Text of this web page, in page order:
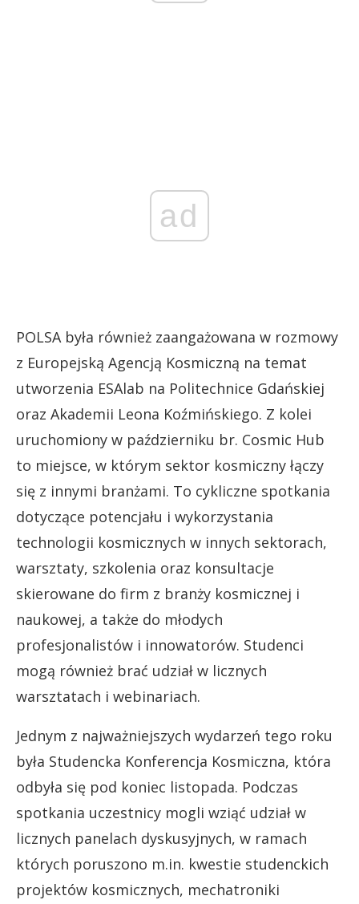
ad
POLSA była również zaangażowana w rozmowy
z Europejską Agencją Kosmiczną na temat
utworzenia ESAlab na Politechnice Gdańskiej
oraz Akademii Leona Koźmińskiego. Z kolei
uruchomiony w październiku br. Cosmic Hub
to miejsce, w którym sektor kosmiczny łączy
się z innymi branżami. To cykliczne spotkania
dotyczące potencjału i wykorzystania
technologii kosmicznych w innych sektorach,
warsztaty, szkolenia oraz konsultacje
skierowane do firm z branży kosmicznej i
naukowej, a także do młodych
profesjonalistów i innowatorów. Studenci
mogą również brać udział w licznych
warsztatach i webinariach.
Jednym z najważniejszych wydarzeń tego roku
była Studencka Konferencja Kosmiczna, która
odbyła się pod koniec listopada. Podczas
spotkania uczestnicy mogli wziąć udział w
licznych panelach dyskusyjnych, w ramach
których poruszono m.in. kwestie studenckich
projektów kosmicznych, mechatroniki